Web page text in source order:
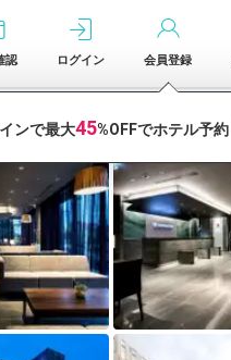
認 ログイン 会員登録